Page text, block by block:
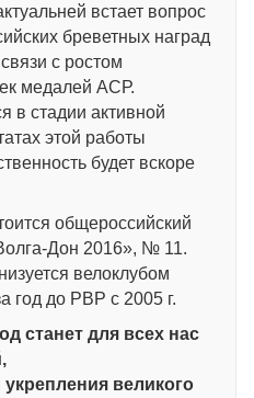
встает вопрос
бреветных наград
с ростом
медалей АСР.
в стадии активной
этой работы
будет вскоре
общероссийский
Дон 2016», № 11.
велоклубом
год до РВР с 2005 г.
станет для всех нас
великого